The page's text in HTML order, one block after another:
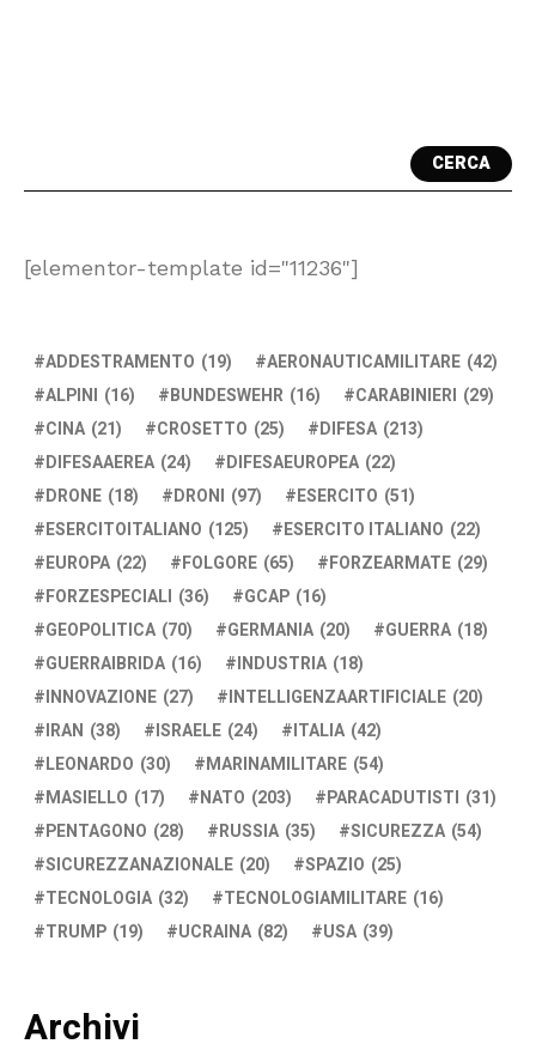
CERCA
[elementor-template id="11236"]
ADDESTRAMENTO (19) AERONAUTICAMILITARE (42)
ALPINI (16) BUNDESWEHR (16) CARABINIERI (29)
CINA (21) CROSETTO (25) DIFESA (213)
DIFESAAEREA (24) DIFESAEUROPEA (22)
DRONE (18) DRONI (97) ESERCITO (51)
ESERCITOITALIANO (125) ESERCITO ITALIANO (22)
EUROPA (22) FOLGORE (65) FORZEARMATE (29)
FORZESPECIALI (36) GCAP (16)
GEOPOLITICA (70) GERMANIA (20) GUERRA (18)
GUERRAIBRIDA (16) INDUSTRIA (18)
INNOVAZIONE (27) INTELLIGENZAARTIFICIALE (20)
IRAN (38) ISRAELE (24) ITALIA (42)
LEONARDO (30) MARINAMILITARE (54)
MASIELLO (17) NATO (203) PARACADUTISTI (31)
PENTAGONO (28) RUSSIA (35) SICUREZZA (54)
SICUREZZANAZIONALE (20) SPAZIO (25)
TECNOLOGIA (32) TECNOLOGIAMILITARE (16)
TRUMP (19) UCRAINA (82) USA (39)
Archivi